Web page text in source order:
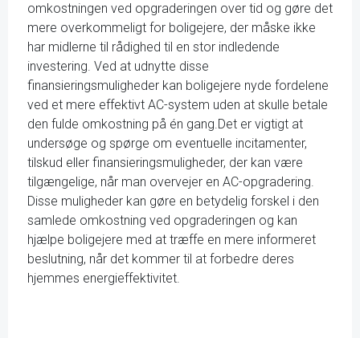
omkostningen ved opgraderingen over tid og gøre det
mere overkommeligt for boligejere, der måske ikke
har midlerne til rådighed til en stor indledende
investering. Ved at udnytte disse
finansieringsmuligheder kan boligejere nyde fordelene
ved et mere effektivt AC-system uden at skulle betale
den fulde omkostning på én gang.Det er vigtigt at
undersøge og spørge om eventuelle incitamenter,
tilskud eller finansieringsmuligheder, der kan være
tilgængelige, når man overvejer en AC-opgradering.
Disse muligheder kan gøre en betydelig forskel i den
samlede omkostning ved opgraderingen og kan
hjælpe boligejere med at træffe en mere informeret
beslutning, når det kommer til at forbedre deres
hjemmes energieffektivitet.